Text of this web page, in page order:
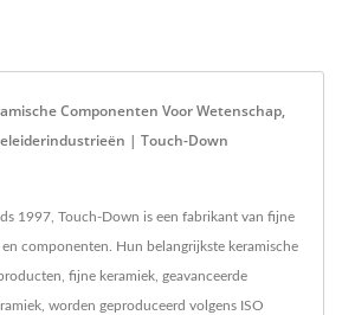
Componenten Voor Wetenschap,
| Touch-Down
1997, Touch-Down is een fabrikant van fijne
componenten. Hun belangrijkste keramische
fijne keramiek, geavanceerde
worden geproduceerd volgens ISO